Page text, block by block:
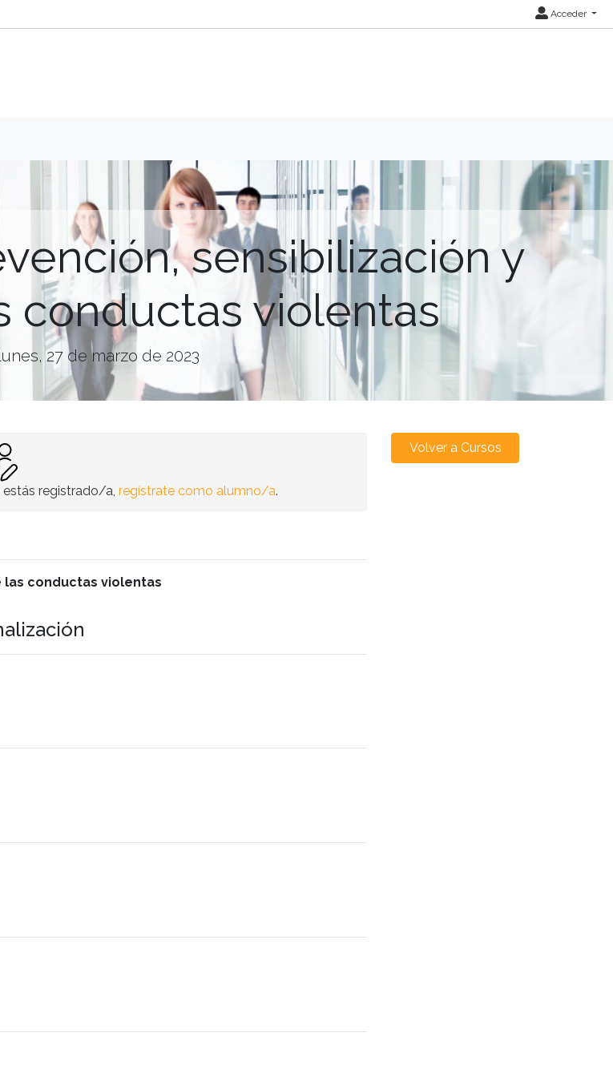
Acceder
sensibilización y
conductas violentas
27 de marzo de 2023
estás registrado/a, regístrate como alumno/a.
las conductas violentas
Volver a Cursos